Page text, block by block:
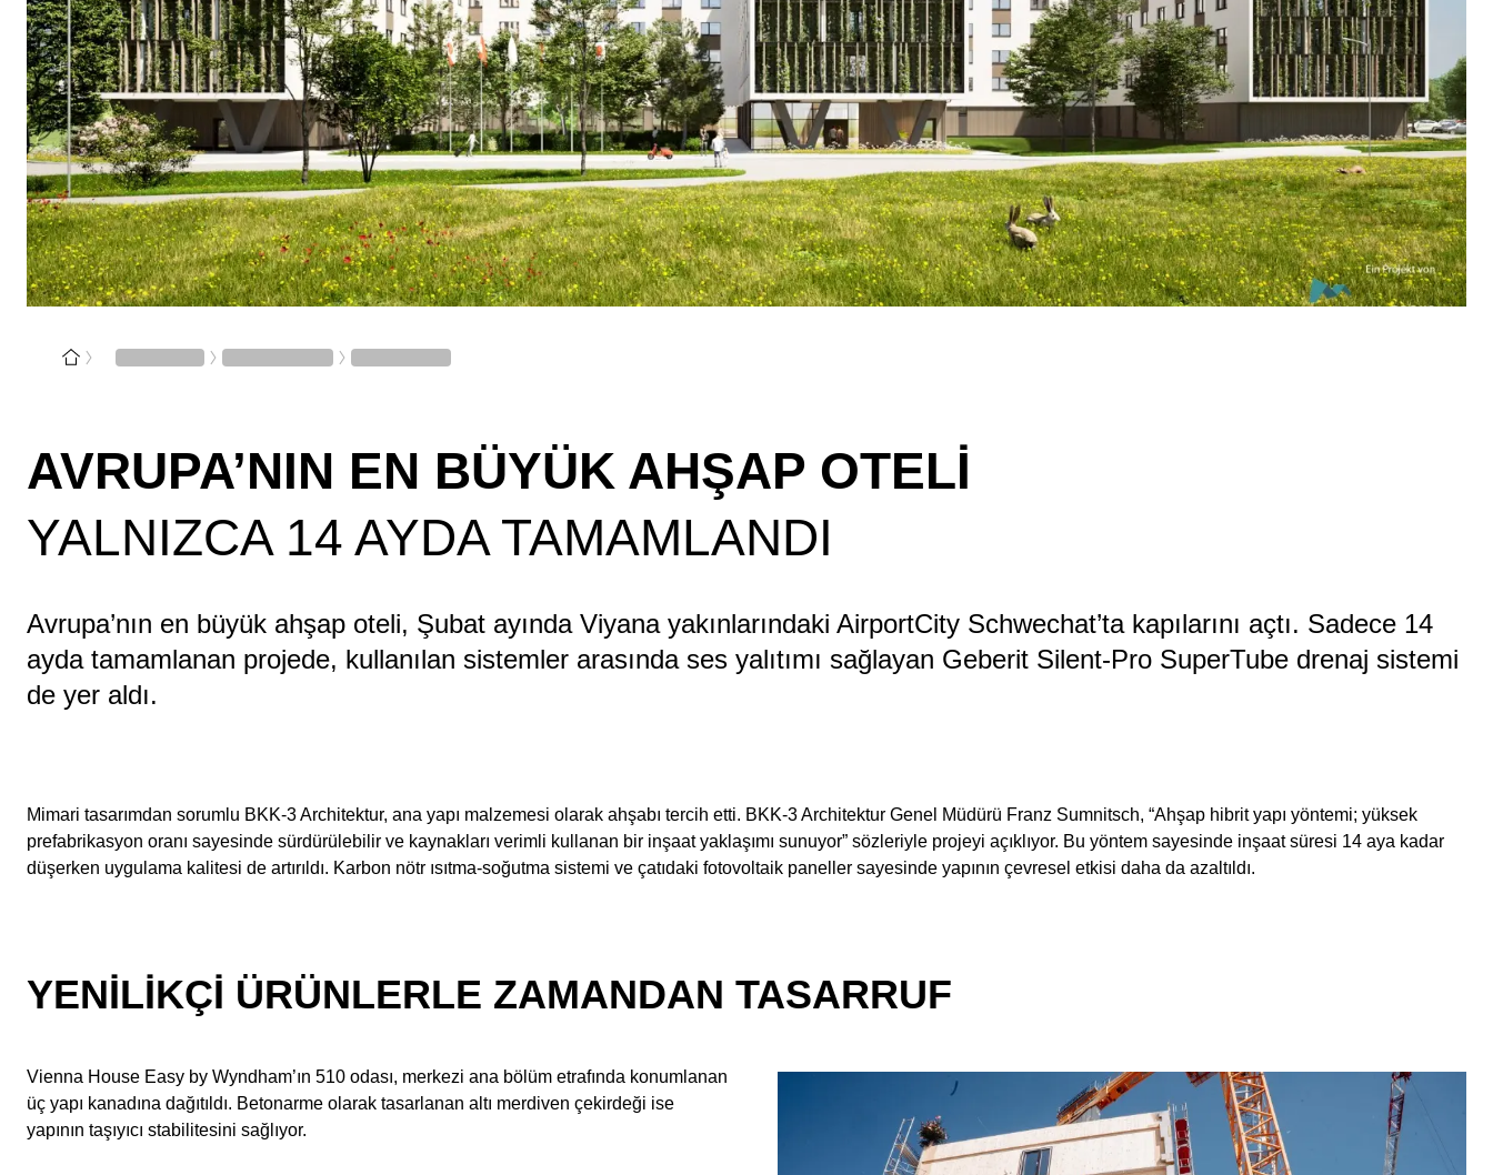
AVRUPA’NIN EN BÜYÜK AHŞAP OTELI
YALNIZCA 14 AYDA TAMAMLANDI
Avrupa’nın en büyük ahşap oteli, Şubat ayında Viyana yakınlarındaki AirportCity Schwechat’ta kapılarını açtı. Sadece 14
ayda tamamlanan projede, kullanılan sistemler arasında ses yalıtımı sağlayan Geberit Silent-Pro SuperTube drenaj sistemi
de yer aldı.
Mimari tasarımdan sorumlu BKK-3 Architektur, ana yapı malzemesi olarak ahşabı tercih etti. BKK-3 Architektur Genel Müdürü Franz Sumnitsch, “Ahşap hibrit yapı yöntemi; yüksek
prefabrikasyon oranı sayesinde sürdürülebilir ve kaynakları verimli kullanan bir inşaat yaklaşımı sunuyor” sözleriyle projeyi açıklıyor. Bu yöntem sayesinde inşaat süresi 14 aya kadar
düşerken uygulama kalitesi de artırıldı. Karbon nötr ısıtma-soğutma sistemi ve çatıdaki fotovoltaik paneller sayesinde yapının çevresel etkisi daha da azaltıldı.
YENILIKÇI ÜRÜNLERLE ZAMANDAN TASARRUF
Vienna House Easy by Wyndham’ın 510 odası, merkezi ana bölüm etrafında konumlanan
üç yapı kanadına dağıtıldı. Betonarme olarak tasarlanan altı merdiven çekirdeği ise
yapının taşıyıcı stabilitesini sağlıyor.